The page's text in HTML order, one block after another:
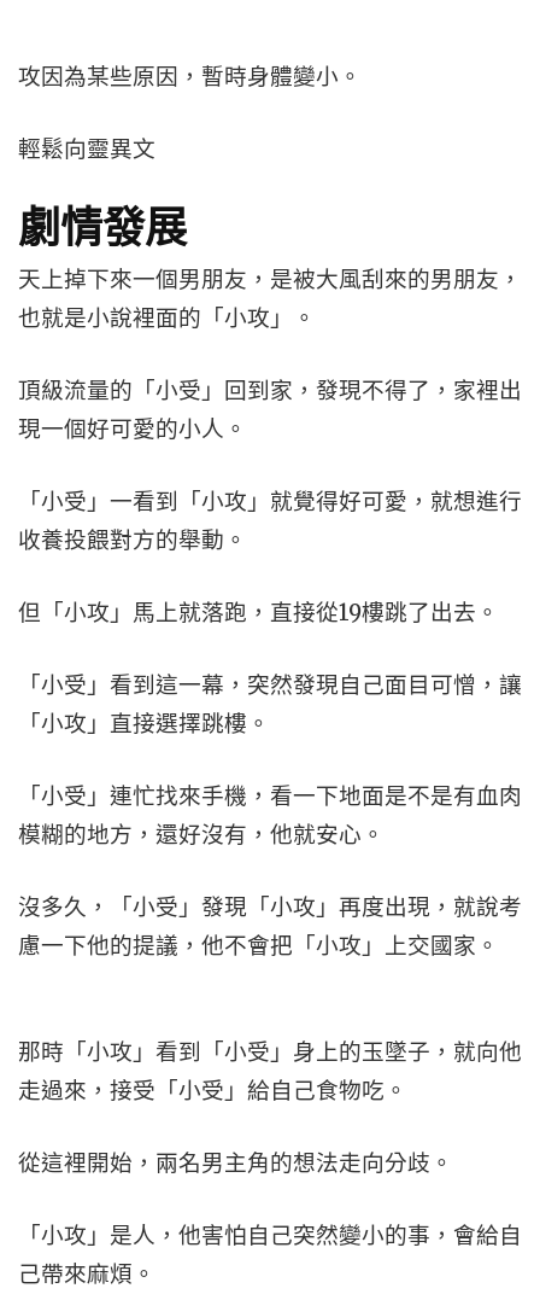
攻因為某些原因，暫時身體變小。
輕鬆向靈異文
劇情發展
天上掉下來一個男朋友，是被大風刮來的男朋友，
也就是小說裡面的「小攻」。
頂級流量的「小受」回到家，發現不得了，家裡出
現一個好可愛的小人。
「小受」一看到「小攻」就覺得好可愛，就想進行
收養投餵對方的舉動。
但「小攻」馬上就落跑，直接從19樓跳了出去。
「小受」看到這一幕，突然發現自己面目可憎，讓
「小攻」直接選擇跳樓。
「小受」連忙找來手機，看一下地面是不是有血肉
模糊的地方，還好沒有，他就安心。
沒多久，「小受」發現「小攻」再度出現，就說考
慮一下他的提議，他不會把「小攻」上交國家。
那時「小攻」看到「小受」身上的玉墜子，就向他
走過來，接受「小受」給自己食物吃。
從這裡開始，兩名男主角的想法走向分歧。
「小攻」是人，他害怕自己突然變小的事，會給自
己帶來麻煩。